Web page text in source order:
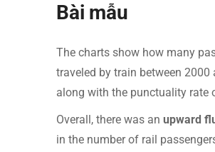
Bài mẫu
The charts show how many
traveled by train between 2000
along with the punctuality rate
Overall, there was an upward
in the number of rail